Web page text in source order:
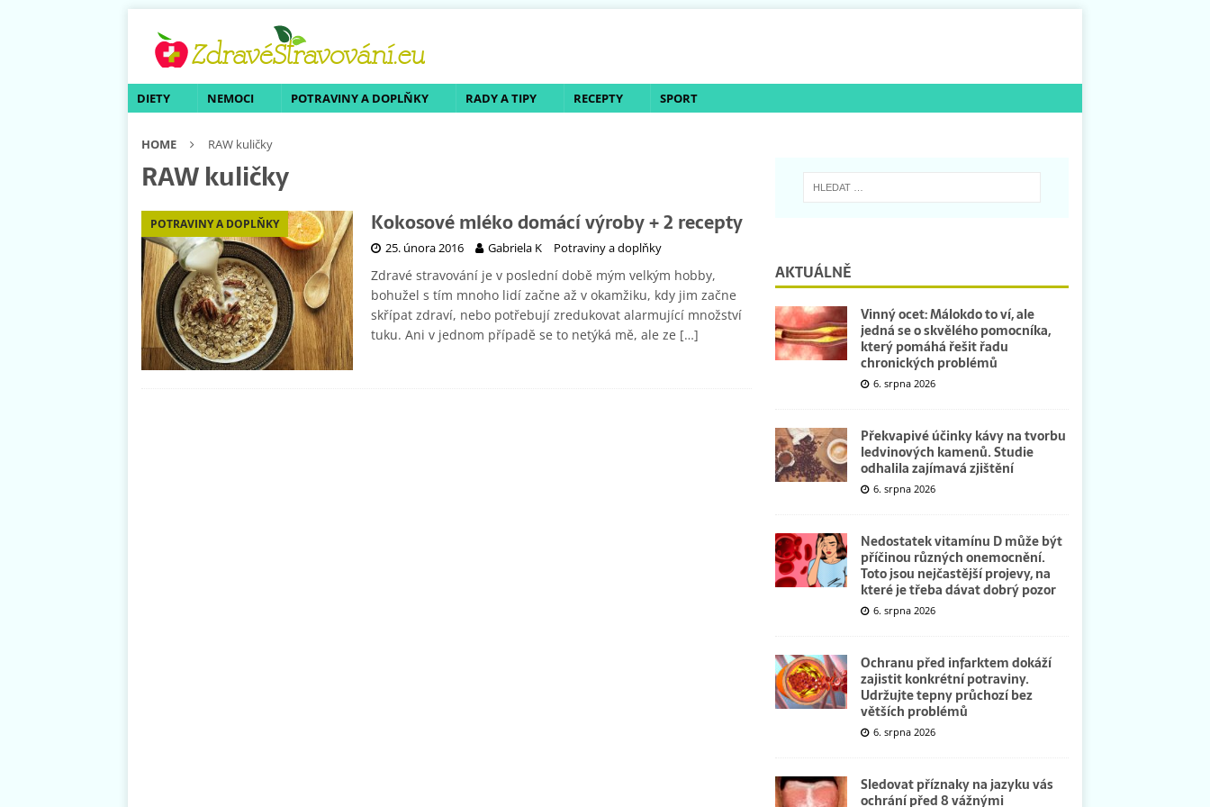
DIETY NEMOCI POTRAVINY A DOPLŇKY RADY A TIPY RECEPTY SPORT
HOME RAW kuličky
RAW kuličky
POTRAVINY A DOPLŇKY Kokosové mléko domácí výroby + 2 recepty
25. února 2016 Gabriela K Potraviny a doplňky
Zdravé stravování je v poslední době mým velkým hobby,
bohužel s tím mnoho lidí začne až v okamžiku, kdy jim začne
skřípat zdraví, nebo potřebují zredukovat alarmující množství
tuku. Ani v jednom případě se to netýká mě, ale ze […]
AKTUÁLNĚ
Vinný ocet: Málokdo to ví, ale
jedná se o skvělého pomocníka,
který pomáhá řešit řadu
chronických problémů
6. srpna 2026
Překvapivé účinky kávy na tvorbu
ledvinových kamenů. Studie
odhalila zajímavá zjištění
6. srpna 2026
Nedostatek vitamínu D může být
příčinou různých onemocnění.
Toto jsou nejčastější projevy, na
které je třeba dávat dobrý pozor
6. srpna 2026
Ochranu před infarktem dokáží
zajistit konkrétní potraviny.
Udržujte tepny průchozí bez
větších problémů
6. srpna 2026
Sledovat příznaky na jazyku vás
ochrání před 8 vážnými